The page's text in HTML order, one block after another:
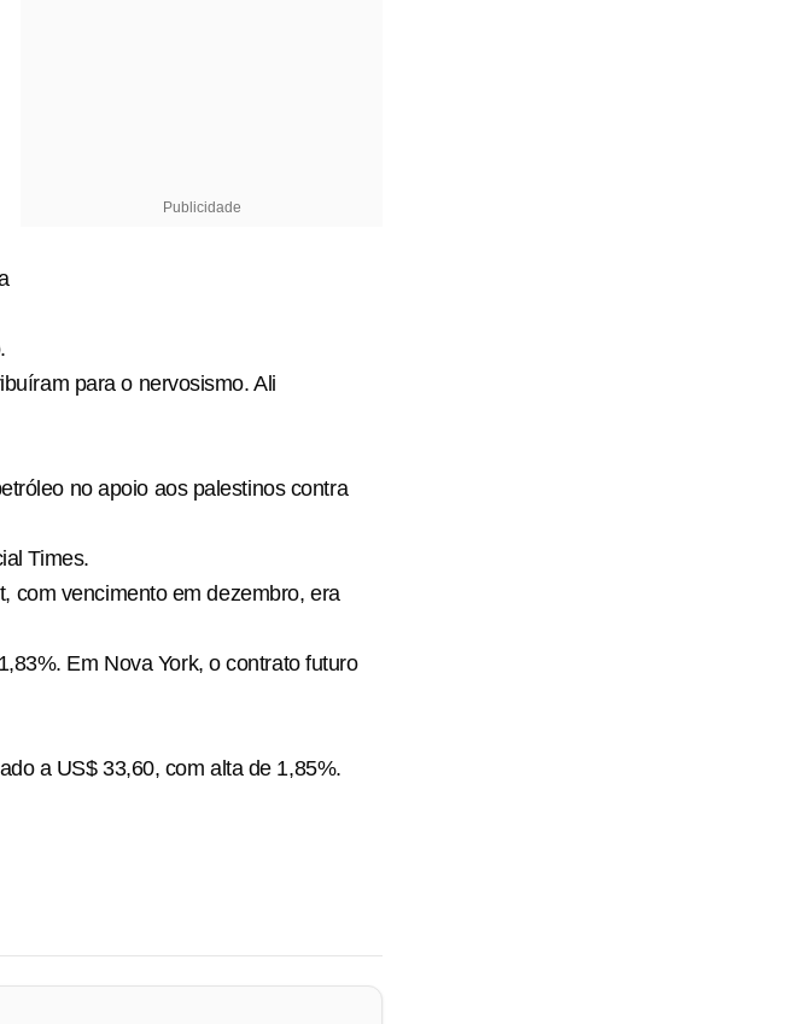
Publicidade
para o nervosismo. Ali
no apoio aos palestinos contra
Times.
com vencimento em dezembro, era
Em Nova York, o contrato futuro
a US$ 33,60, com alta de 1,85%.